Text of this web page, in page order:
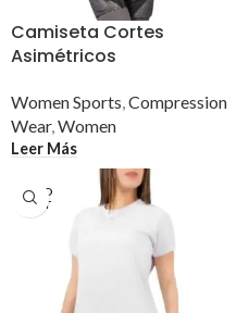
Camiseta Cortes
Asimétricos
Women Sports,Compression
Wear,Women
Leer Más
SOLD
OUT